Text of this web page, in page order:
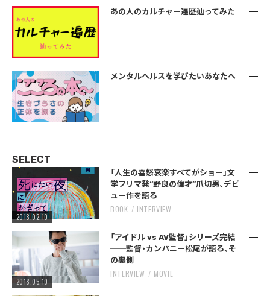
あの人のカルチャー遍歴辿ってみた
メンタルヘルスを学びたいあなたへ
SELECT
2018.02.10
「人生の喜怒哀楽すべてがショー」文
学フリマ発“野良の偉才”爪切男、デビ
ュー作を語る
BOOK INTERVIEW
2018.05.10
「アイドル vs AV監督」シリーズ完結
──監督・カンパニー松尾が語る、そ
の裏側
INTERVIEW MOVIE